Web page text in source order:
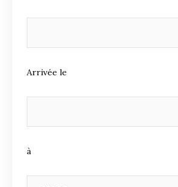
Arrivée le
à